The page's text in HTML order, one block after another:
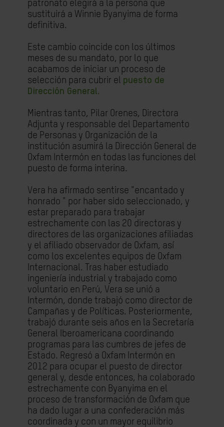
patronato elegirá a la persona que
sustituirá a Winnie Byanyima de forma
definitiva.
Este cambio coincide con los últimos
meses de su mandato, por lo que
acabamos de iniciar un proceso de
selección para cubrir el puesto de
Dirección General.
Mientras tanto, Pilar Orenes, Directora
Adjunta y responsable del Departamento
de Personas y Organización de la
institución asumirá la Dirección General de
Oxfam Intermón en todas las funciones del
puesto de forma interina.
Vera ha afirmado sentirse "encantado y
honrado " por haber sido seleccionado, y
estar preparado para trabajar
estrechamente con las 20 directoras y
directores de las organizaciones afiliadas
y el afiliado observador de Oxfam, así
como los excelentes equipos de Oxfam
Internacional. Tras haber estudiado
ingeniería industrial y trabajado como
voluntario en Perú, Vera se unió a
Intermón, donde trabajó como director de
Campañas y de Políticas. Posteriormente,
trabajó durante seis años en la Secretaría
General Iberoamericana coordinando
programas para las cumbres de jefes de
Estado. Regresó a Oxfam Intermón en
2012 para ocupar el puesto de director
general y, desde entonces, ha colaborado
estrechamente con Byanyima en el
proceso de transformación de Oxfam que
ha dado lugar a una confederación más
coordinada y con un mayor equilibrio